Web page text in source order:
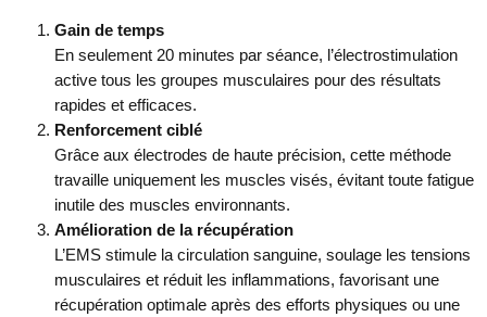
Gain de temps
En seulement 20 minutes par séance, l’électrostimulation
active tous les groupes musculaires pour des résultats
rapides et efficaces.
Renforcement ciblé
Grâce aux électrodes de haute précision, cette méthode
travaille uniquement les muscles visés, évitant toute fatigue
inutile des muscles environnants.
Amélioration de la récupération
L’EMS stimule la circulation sanguine, soulage les tensions
musculaires et réduit les inflammations, favorisant une
récupération optimale après des efforts physiques ou une